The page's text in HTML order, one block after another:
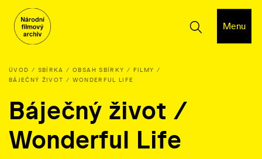
Menu
ÚVOD SBÍRKA OBSAH SBÍRKY
FILMY
BÁJEČNÝ ŽIVOT / WONDERFUL LIFE
Báječný život /
Wonderful Life